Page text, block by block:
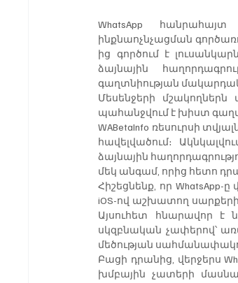
WhatsApp հանրահայտ
ինքնաոչնչացման
ից գործում է
ձայնային
գաղտնիության
Մեսենջերի
պահանջվում է խիստ
WABetaInfo ռեսուրսի
հավելվածում։
ձայնային
մեկ անգամ, որից հետո
Հիշեցնենք, որ
iOS-ով աշխատող
Այսուհետ հնարավոր է
սկզբնական չափերով՝
մեծության
Բացի դրանից, վերջերս
խմբային չատերի